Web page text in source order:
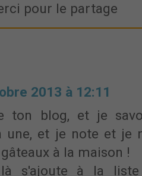
pour le partage
2013 à 12:11
ton blog, et je
une, et je note et je
à la maison !
là s'ajoute à la